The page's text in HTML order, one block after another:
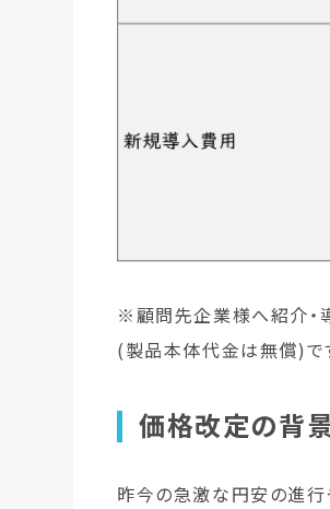
※顧問先企業様へ紹介・
(製品本体代金は無償)で
価格改定の背
昨今の急激な円安の進行